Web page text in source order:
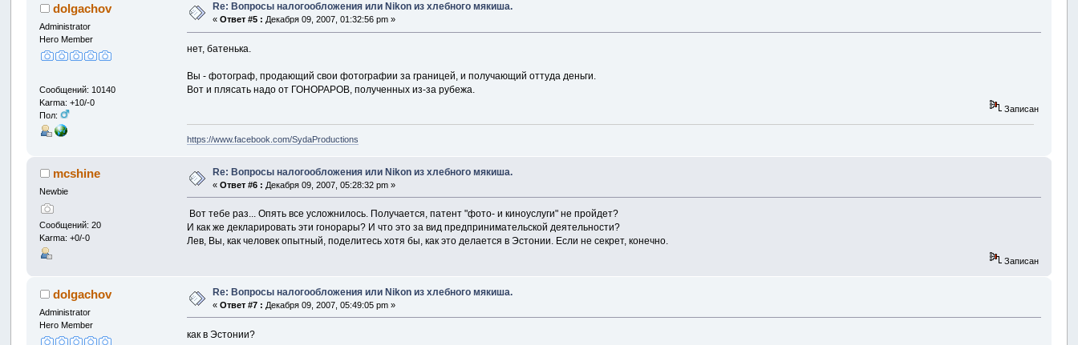
dolgachov
Administrator
Hero Member
Сообщений: 10140
Karma: +10/-0
Пол:
Re: Вопросы налогообложения или Nikon из хлебного мякиша.
«Ответ #5 : Декабря 09, 2007, 01:32:56 pm »
нет, батенька.
Вы - фотограф, продающий свои фотографии за границей, и получающий оттуда деньги.
Вот и плясать надо от ГОНОРАРОВ, полученных из-за рубежа.
Записан
https://www.facebook.com/SydaProductions
mcshine
Newbie
Сообщений: 20
Karma: +0/-0
Re: Вопросы налогообложения или Nikon из хлебного мякиша.
«Ответ #6 : Декабря 09, 2007, 05:28:32 pm »
Вот тебе раз... Опять все усложнилось. Получается, патент "фото- и киноуслуги" не пройдет?
И как же декларировать эти гонорары? И что это за вид предпринимательской деятельности?
Лев, Вы, как человек опытный, поделитесь хотя бы, как это делается в Эстонии. Если не секрет, конечно.
Записан
dolgachov
Administrator
Hero Member
Re: Вопросы налогообложения или Nikon из хлебного мякиша.
«Ответ #7 : Декабря 09, 2007, 05:49:05 pm »
как в Эстонии?